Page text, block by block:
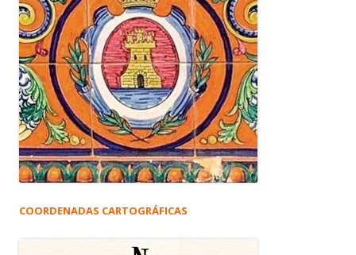
COORDENADAS CARTOGRÁFICAS